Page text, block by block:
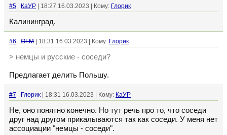
#5 КаУР | 18:27 16.03.2023 | Кому: Глорик
Калининград.
#6 ОГМ | 18:31 16.03.2023 | Кому: Глорик
> немцы и русские - соседи?
Предлагает делить Польшу.
#7 Глорик | 18:31 16.03.2023 | Кому: КаУР
Не, оно понятно конечно. Но тут речь про то, что соседи
друг над другом прикалываются так как соседи. У меня нет
ассоциации "немцы - соседи".